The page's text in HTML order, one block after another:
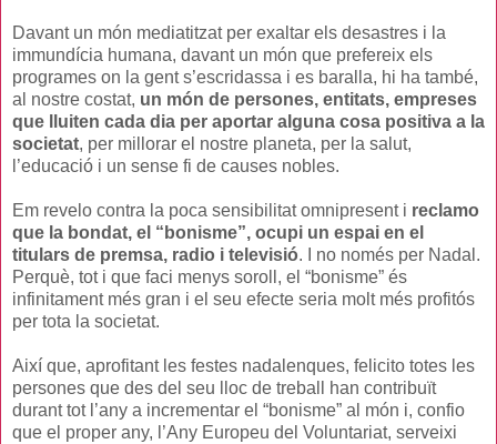
Davant un món mediatitzat per exaltar els desastres i la
immundícia humana, davant un món que prefereix els
programes on la gent s’escridassa i es baralla, hi ha també,
al nostre costat, un món de persones, entitats, empreses
que lluiten cada dia per aportar alguna cosa positiva a la
societat, per millorar el nostre planeta, per la salut,
l’educació i un sense fi de causes nobles.
Em revelo contra la poca sensibilitat omnipresent i reclamo
que la bondat, el “bonisme”, ocupi un espai en el
titulars de premsa, radio i televisió. I no només per Nadal.
Perquè, tot i que faci menys soroll, el “bonisme” és
infinitament més gran i el seu efecte seria molt més profitós
per tota la societat.
Així que, aprofitant les festes nadalenques, felicito totes les
persones que des del seu lloc de treball han contribuït
durant tot l’any a incrementar el “bonisme” al món i, confio
que el proper any, l’Any Europeu del Voluntariat, serveixi